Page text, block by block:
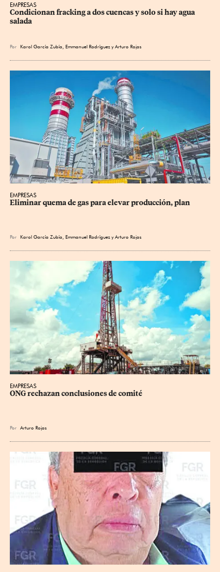
EMPRESAS
Condicionan fracking a dos cuencas y solo si hay agua
salada
Por Karol García Zubía Emmanuel Rodríguez yArturo Rojas
EMPRESAS
Eliminar quema de gas para elevar producción, plan
Por Karol García Zubía, Emmanuel Rodríguez yArturo Rojas
EMPRESAS
ONG rechazan conclusiones de comité
Por Arturo Rojas